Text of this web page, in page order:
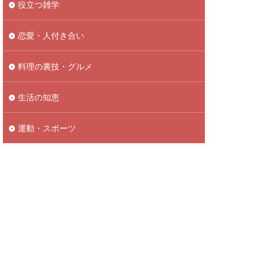
役立つ雑学
恋愛・人付き合い
料理の裏技・グルメ
生活の知恵
運動・スポーツ